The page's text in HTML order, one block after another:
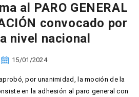
al PARO GENERAL
convocado por
nivel nacional
15/01/2024
por unanimidad, la moción de la
en la adhesión al paro general con